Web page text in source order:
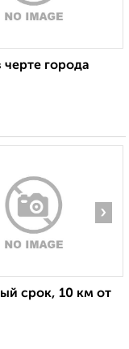
города
›
срок, 10 км от